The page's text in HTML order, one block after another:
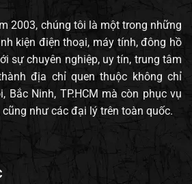
2003, chúng tôi là một trong những
kiện điện thoại, máy tính, đông hồ
sự chuyên nghiệp, uy tín, trung tâm
địa chỉ quen thuộc không chỉ
Bắc Ninh, TP.HCM mà còn phục vụ
như các đại lý trên toàn quốc.